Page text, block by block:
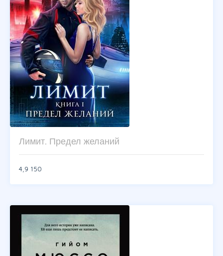
Лимит. Предел желаний
4,9 150